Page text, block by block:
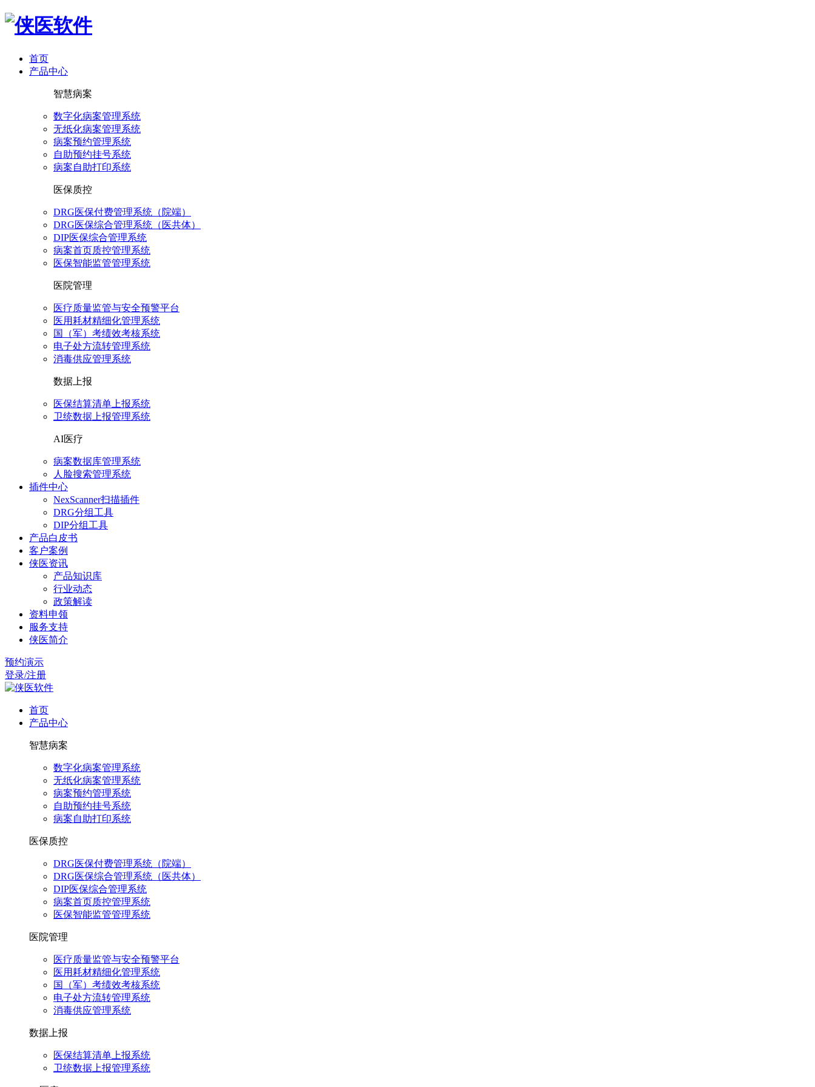
首页
产品中心
智慧病案
数字化病案管理系统
无纸化病案管理系统
病案预约管理系统
自助预约挂号系统
病案自助打印系统
医保质控
DRG医保付费管理系统（院端）
DRG医保综合管理系统（医共体）
DIP医保综合管理系统
病案首页质控管理系统
医保智能监管管理系统
医院管理
医疗质量监管与安全预警平台
医用耗材精细化管理系统
国（军）考绩效考核系统
电子处方流转管理系统
消毒供应管理系统
数据上报
医保结算清单上报系统
卫统数据上报管理系统
AI医疗
病案数据库管理系统
人脸搜索管理系统
插件中心
NexScanner扫描插件
DRG分组工具
DIP分组工具
产品白皮书
客户案例
侠医资讯
产品知识库
行业动态
政策解读
资料申领
服务支持
侠医简介
预约演示
登录/注册
首页
产品中心
智慧病案
数字化病案管理系统
无纸化病案管理系统
病案预约管理系统
自助预约挂号系统
病案自助打印系统
医保质控
DRG医保付费管理系统（院端）
DRG医保综合管理系统（医共体）
DIP医保综合管理系统
病案首页质控管理系统
医保智能监管管理系统
医院管理
医疗质量监管与安全预警平台
医用耗材精细化管理系统
国（军）考绩效考核系统
电子处方流转管理系统
消毒供应管理系统
数据上报
医保结算清单上报系统
卫统数据上报管理系统